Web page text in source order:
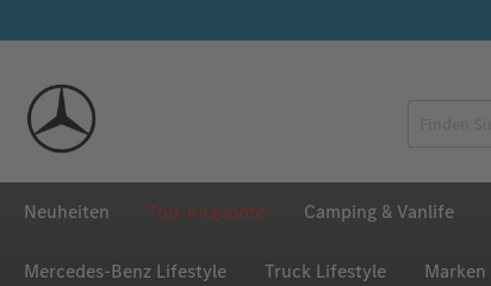
Neuheiten Top-Angebote Camping & Vanlife
Mercedes‑Benz Lifestyle Truck Lifestyle Marken